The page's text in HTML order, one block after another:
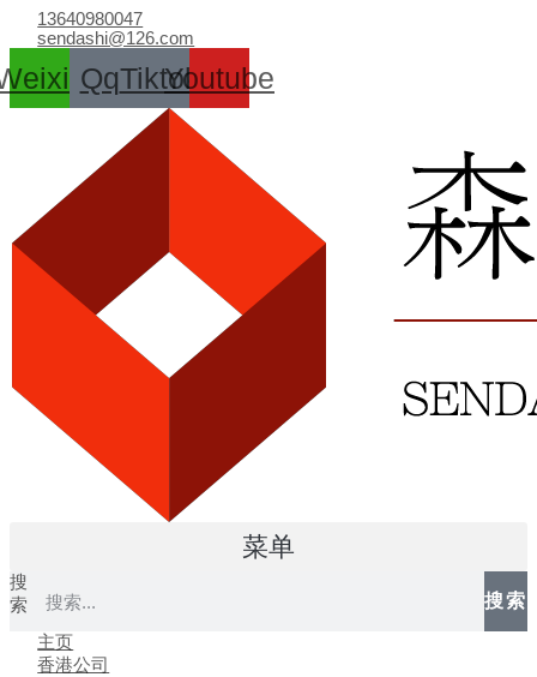
容
13640980047
sendashi@126.com
QqTiktokYoutube
菜单
搜
索
搜索
主页
香港公司